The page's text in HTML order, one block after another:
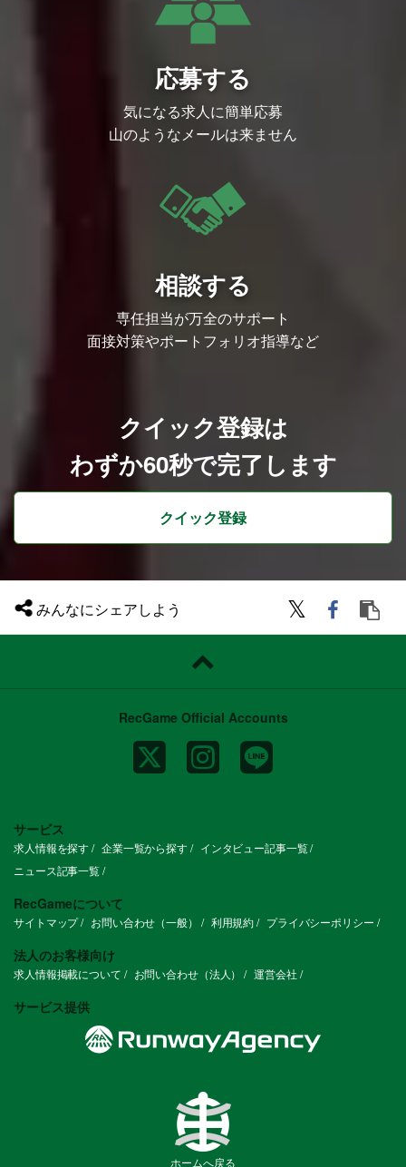
LLM-as-a-judge
Vertex AI / Agent Builder
Cloud Logging
Terraform
0→1フェーズの小さなチームでの密なコ
ミュニケーションを重視しているため、基
本的にはオフィスでの勤務となります。た
だし、体調不良やご家庭の都合など一時的
なご事情によっては、一部リモート勤務と
応募する
気になる求人に簡単応募
山のようなメールは来ません
相談する
専任担当が万全のサポート
面接対策やポートフォリオ指導など
クイック登録は
わずか60秒で完了します
クイック登録
みんなにシェアしよう
RecGame Official Accounts
サービス
求人情報を探す 企業一覧から探す
インタビュー記事一覧
ニュース記事一覧
RecGameについて
サイトマップ お問い合わせ（一般） 利用規約 プライバシーポリシー
法人のお客様向け
求人情報掲載について お問い合わせ（法人） 運営会社
サービス提供
ホームへ戻る